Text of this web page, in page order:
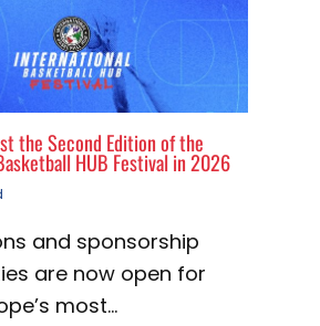
the Second Edition of the
HUB Festival in 2026
and sponsorship
are now open for
most…